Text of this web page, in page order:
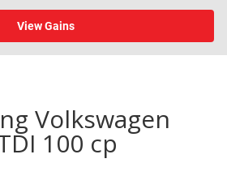
Volkswagen
100 cp